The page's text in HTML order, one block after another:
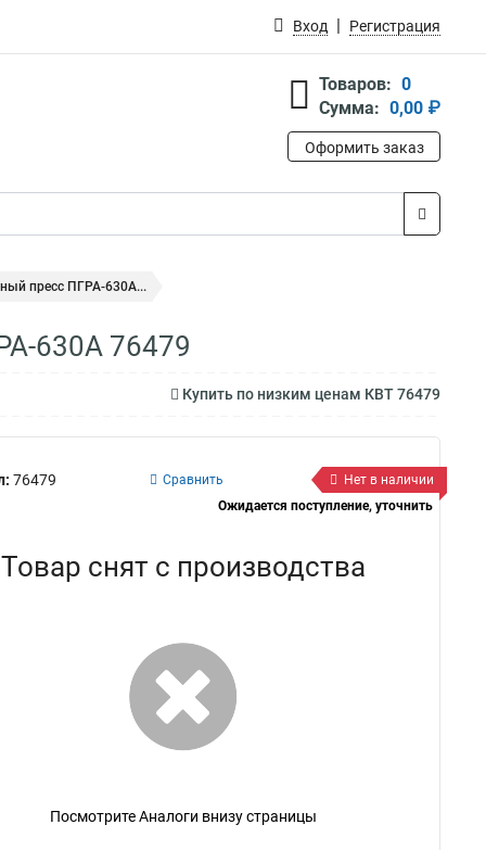
Вход Регистрация
Товаров: 0
Сумма: 0,00 ₽
Оформить заказ
пресс ПГРА-630А...
630А 76479
Купить по низким ценам КВТ 76479
76479 Сравнить
Нет в наличии
Ожидается поступление, уточнить
Товар снят с производства
Посмотрите Аналоги внизу страницы